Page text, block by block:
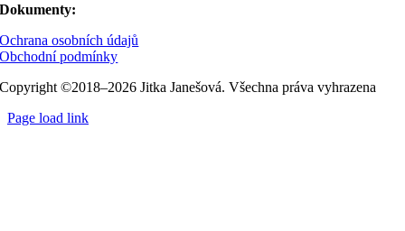
Dokumenty:
Ochrana osobních údajů
Obchodní podmínky
Copyright ©2018–2026 Jitka Janešová. Všechna práva vyhrazena
Page load link